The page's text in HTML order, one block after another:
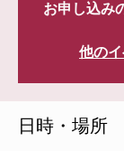
お申し込み
他の
日時・場所